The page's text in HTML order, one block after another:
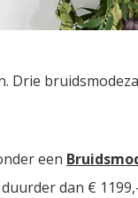
Drie
een
dan €